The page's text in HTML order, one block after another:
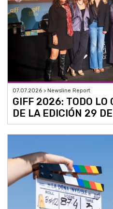
07.07.2026 > Newsline Report
GIFF 2026: TODO LO
DE LA EDICIÓN 29